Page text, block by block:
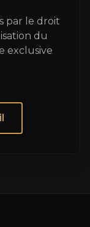
par le droit
du
exclusive